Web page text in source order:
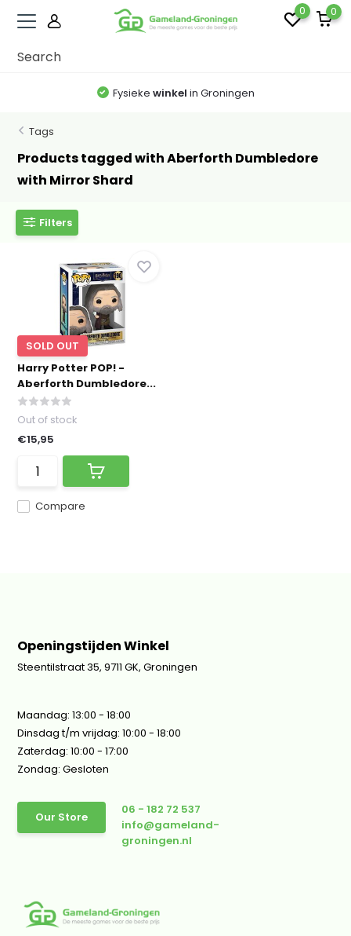
0 0
Fysieke winkel in Groningen
Tags
Products tagged with Aberforth Dumbledore
with Mirror Shard
Filters
SOLD OUT
Harry Potter POP! -
Aberforth Dumbledore...
Compare
Out of stock
€15,95
Openingstijden Winkel
Steentilstraat 35, 9711 GK, Groningen
Maandag: 13:00 - 18:00
Dinsdag t/m vrijdag: 10:00 - 18:00
Zaterdag: 10:00 - 17:00
Zondag: Gesloten
Our Store
06 - 182 72 537
info@gameland-
groningen.nl